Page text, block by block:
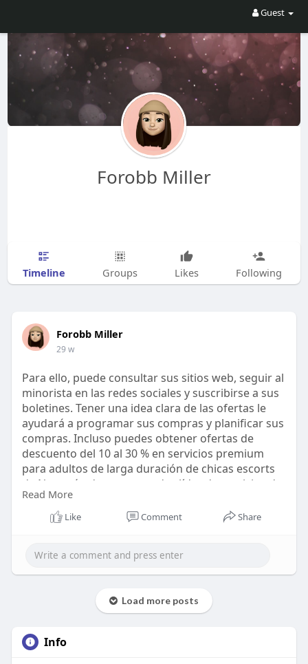
Guest
Forobb Miller
Timeline Groups Likes Following
Forobb Miller
29 w
Para ello, puede consultar sus sitios web, seguir al
minorista en las redes sociales y suscribirse a sus
boletines. Tener una idea clara de las ofertas le
ayudará a programar sus compras y planificar sus
compras. Incluso puedes obtener ofertas de
descuento del 10 al 30 % en servicios premium
para adultos de larga duración de chicas escorts
de Neuquén de un proveedor líder de servicios de
entretenimiento para adultos.
https://accesoalainformacion.o....rg/como-
Read More
Like Comment Share
Load more posts
Info